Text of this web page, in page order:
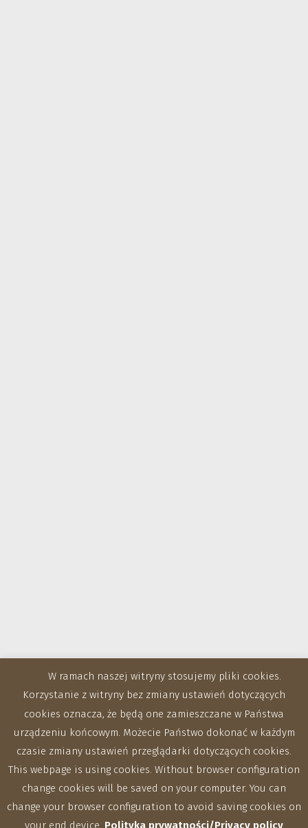
W ramach naszej witryny stosujemy pliki cookies.
Korzystanie z witryny bez zmiany ustawień dotyczących
cookies oznacza, że będą one zamieszczane w Państwa
urządzeniu końcowym. Możecie Państwo dokonać w każdym
czasie zmiany ustawień przeglądarki dotyczących cookies.
This webpage is using cookies. Without browser configuration
change cookies will be saved on your computer. You can
change your browser configuration to avoid saving cookies on
your end device. Polityka prywatności/Privacy policy